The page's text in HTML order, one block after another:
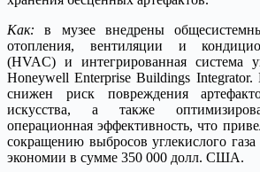
Как: в музее внедрены
отопления, вентиляции и
(HVAC) и интегрированная система
Honeywell Enterprise Buildings Integrator.
снижен риск повреждения
искусства, а также
операционная эффективность, что
сокращению выбросов углекислого
экономии в сумме 350 000 долл. США.